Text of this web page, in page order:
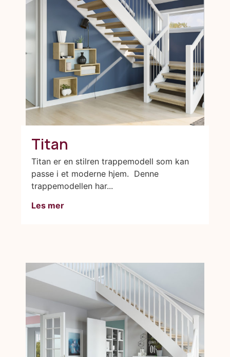
Titan
Titan er en stilren trappemodell som kan
passe i et moderne hjem. Denne
trappemodellen har...
Les mer